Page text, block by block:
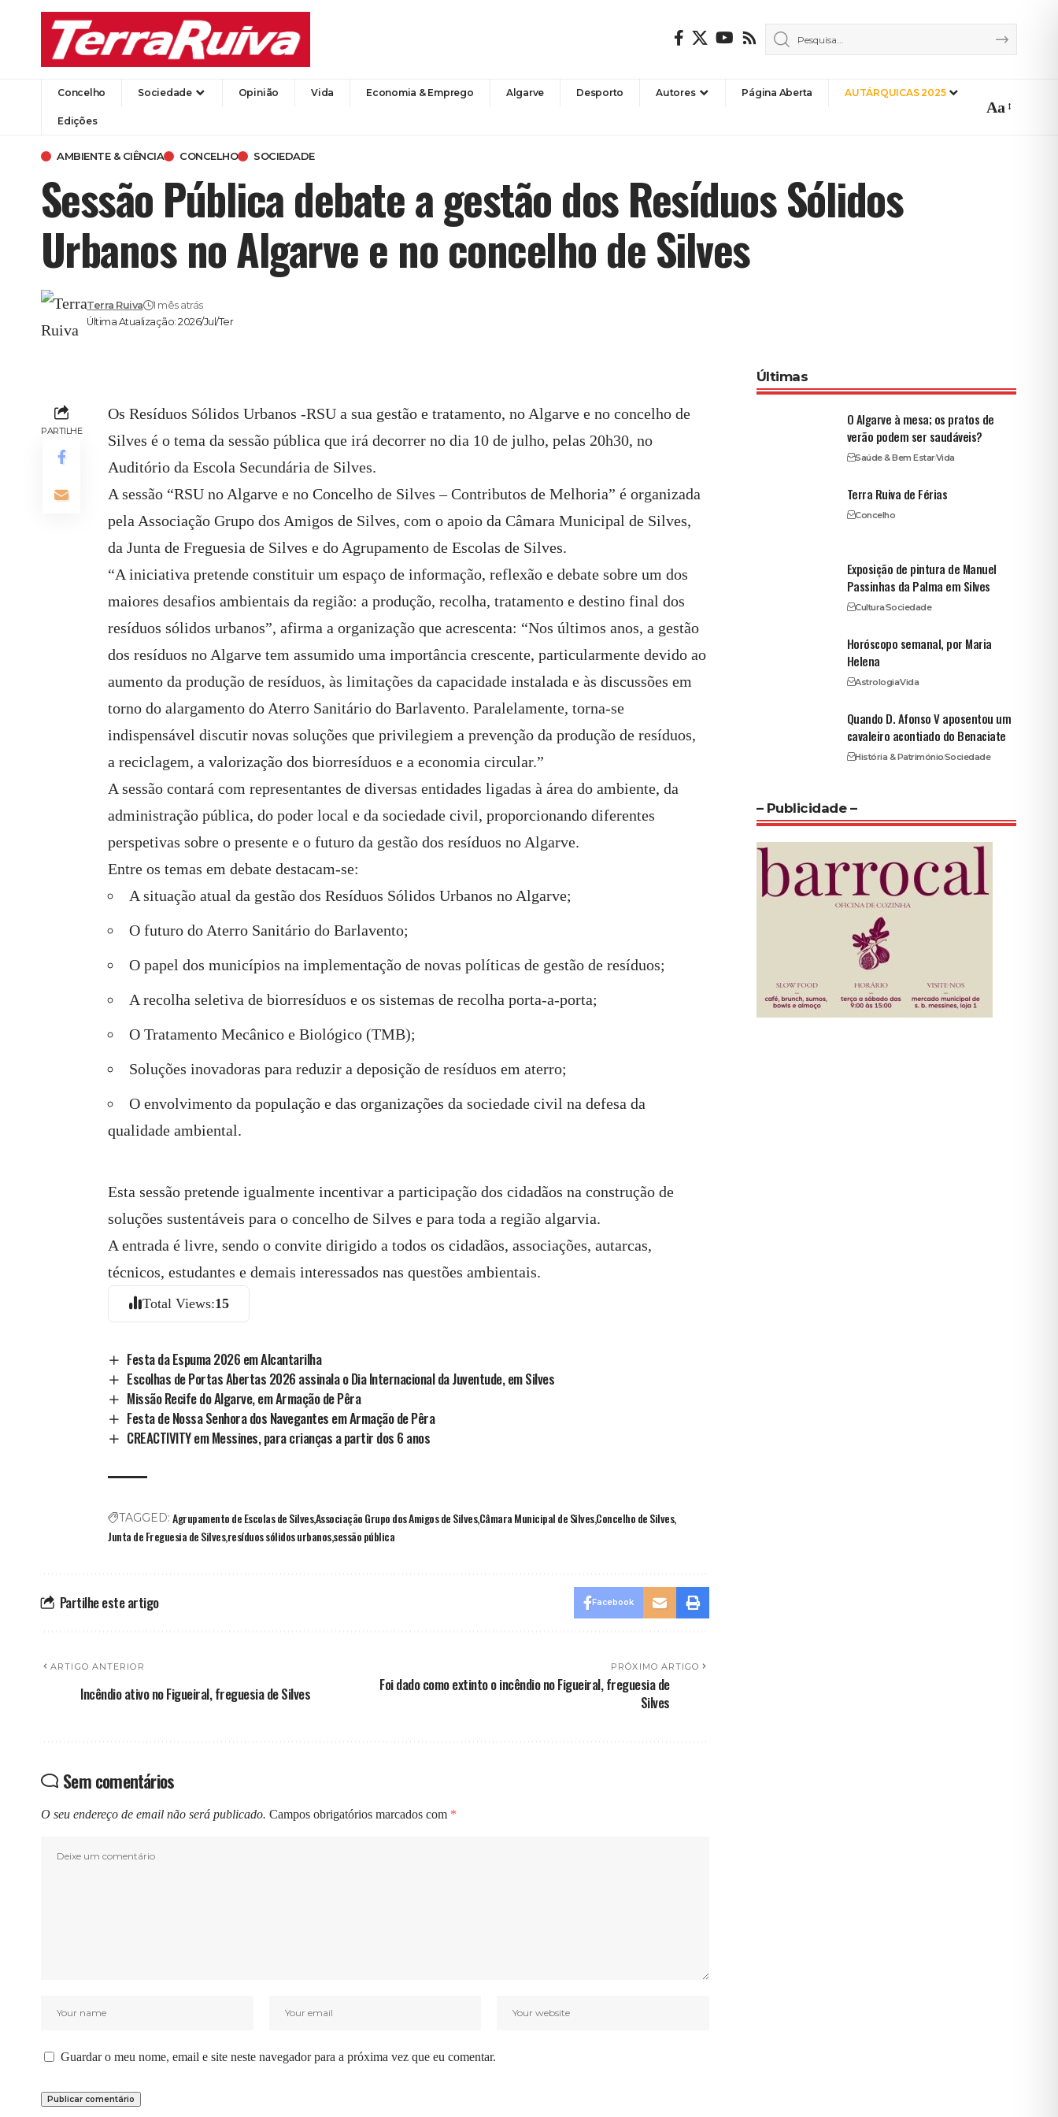
Concelho Sociedade Opinião Vida Economia & Emprego Algarve Desporto Autores Página Aberta AUTÁRQUICAS 2025
Edições
Aa
AMBIENTE & CIÊNCIA CONCELHO SOCIEDADE
Sessão Pública debate a gestão dos Resíduos Sólidos
Urbanos no Algarve e no concelho de Silves
Última Atualização: 2026/Jul/Ter
Terra Ruiva 1 mês atrás
PARTILHE
Os Resíduos Sólidos Urbanos -RSU a sua gestão e tratamento, no Algarve e no concelho de
Silves é o tema da sessão pública que irá decorrer no dia 10 de julho, pelas 20h30, no
Auditório da Escola Secundária de Silves.
A sessão “RSU no Algarve e no Concelho de Silves – Contributos de Melhoria” é organizada
pela Associação Grupo dos Amigos de Silves, com o apoio da Câmara Municipal de Silves,
da Junta de Freguesia de Silves e do Agrupamento de Escolas de Silves.
“A iniciativa pretende constituir um espaço de informação, reflexão e debate sobre um dos
maiores desafios ambientais da região: a produção, recolha, tratamento e destino final dos
resíduos sólidos urbanos”, afirma a organização que acrescenta: “Nos últimos anos, a gestão
dos resíduos no Algarve tem assumido uma importância crescente, particularmente devido ao
aumento da produção de resíduos, às limitações da capacidade instalada e às discussões em
torno do alargamento do Aterro Sanitário do Barlavento. Paralelamente, torna-se
indispensável discutir novas soluções que privilegiem a prevenção da produção de resíduos,
a reciclagem, a valorização dos biorresíduos e a economia circular.”
A sessão contará com representantes de diversas entidades ligadas à área do ambiente, da
administração pública, do poder local e da sociedade civil, proporcionando diferentes
perspetivas sobre o presente e o futuro da gestão dos resíduos no Algarve.
Entre os temas em debate destacam-se:
A situação atual da gestão dos Resíduos Sólidos Urbanos no Algarve;
O futuro do Aterro Sanitário do Barlavento;
O papel dos municípios na implementação de novas políticas de gestão de resíduos;
A recolha seletiva de biorresíduos e os sistemas de recolha porta-a-porta;
O Tratamento Mecânico e Biológico (TMB);
Soluções inovadoras para reduzir a deposição de resíduos em aterro;
O envolvimento da população e das organizações da sociedade civil na defesa da
qualidade ambiental.
Esta sessão pretende igualmente incentivar a participação dos cidadãos na construção de
soluções sustentáveis para o concelho de Silves e para toda a região algarvia.
A entrada é livre, sendo o convite dirigido a todos os cidadãos, associações, autarcas,
técnicos, estudantes e demais interessados nas questões ambientais.
Total Views:15
Festa da Espuma 2026 em Alcantarilha
Escolhas de Portas Abertas 2026 assinala o Dia Internacional da Juventude, em Silves
Missão Recife do Algarve, em Armação de Pêra
Festa de Nossa Senhora dos Navegantes em Armação de Pêra
CREACTIVITY em Messines, para crianças a partir dos 6 anos
TAGGED: Agrupamento de Escolas de SilvesAssociação Grupo dos Amigos de SilvesCâmara Municipal de SilvesConcelho de Silves
Junta de Freguesia de Silvesresíduos sólidos urbanossessão pública
Partilhe este artigo Facebook
ARTIGO ANTERIOR
Incêndio ativo no Figueiral, freguesia de Silves
PRÓXIMO ARTIGO
Foi dado como extinto o incêndio no Figueiral, freguesia de
Silves
Sem comentários
O seu endereço de email não será publicado. Campos obrigatórios marcados com *
Guardar o meu nome, email e site neste navegador para a próxima vez que eu comentar.
Últimas
O Algarve à mesa; os pratos de
verão podem ser saudáveis?
Saúde & Bem EstarVida
Terra Ruiva de Férias
Concelho
Exposição de pintura de Manuel
Passinhas da Palma em Silves
CulturaSociedade
Horóscopo semanal, por Maria
Helena
AstrologiaVida
Quando D. Afonso V aposentou um
cavaleiro acontiado do Benaciate
História & PatrimónioSociedade
– Publicidade –